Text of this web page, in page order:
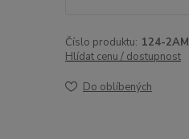
Číslo produktu: 124-2AM
Hlídat cenu / dostupnost
Do oblíbených